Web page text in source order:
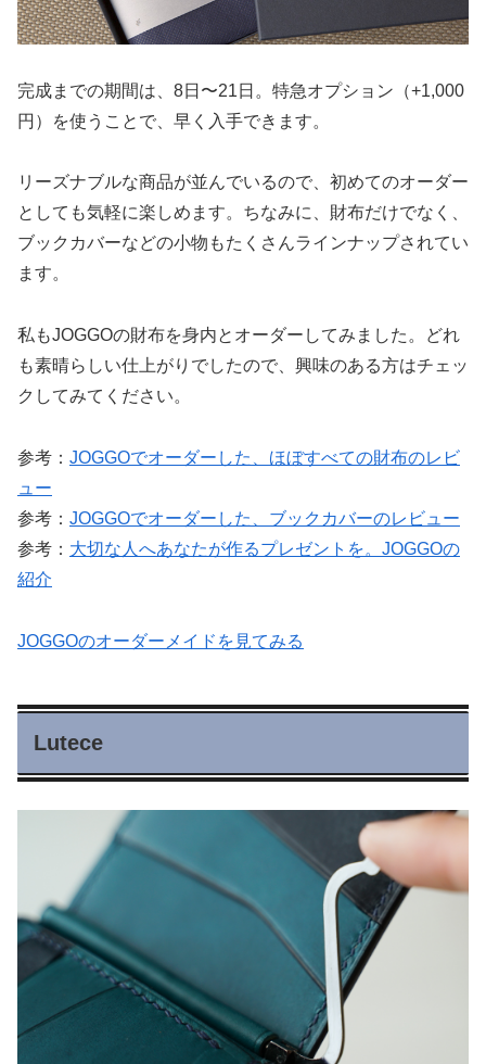
完成までの期間は、8日〜21日。特急オプション（+1,000
円）を使うことで、早く入手できます。
リーズナブルな商品が並んでいるので、初めてのオーダー
としても気軽に楽しめます。ちなみに、財布だけでなく、
ブックカバーなどの小物もたくさんラインナップされてい
ます。
私もJOGGOの財布を身内とオーダーしてみました。どれ
も素晴らしい仕上がりでしたので、興味のある方はチェッ
クしてみてください。
参考： JOGGOでオーダーした、ほぼすべての財布のレビ
ュー
参考： JOGGOでオーダーした、ブックカバーのレビュー
参考： 大切な人へあなたが作るプレゼントを。JOGGOの
紹介
JOGGOのオーダーメイドを見てみる
Lutece